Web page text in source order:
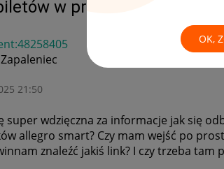
OK,
w przedsprzedaży
21:50
super wdzięczna za informacje jak się
allegro smart? Czy mam wejść po
znaleźć jakiś link? I czy trzeba tam